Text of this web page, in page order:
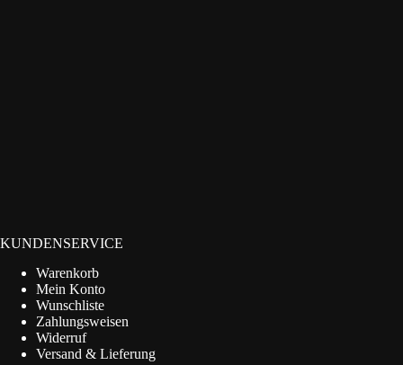
KUNDENSERVICE
Warenkorb
Mein Konto
Wunschliste
Zahlungsweisen
Widerruf
Versand & Lieferung